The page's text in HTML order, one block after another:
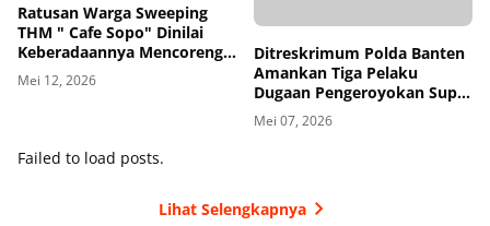
Ratusan Warga Sweeping
THM " Cafe Sopo" Dinilai
Keberadaannya Mencoreng
Wajah Pemerintah
Kabupaten Tangerang
Mei 12, 2026
Ditreskrimum Polda Banten
Amankan Tiga Pelaku
Dugaan Pengeroyokan Supir
di Toll
Mei 07, 2026
Failed to load posts.
Lihat Selengkapnya